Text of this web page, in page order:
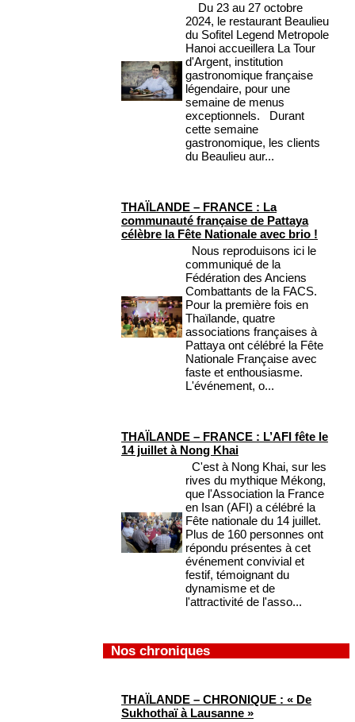
Du 23 au 27 octobre
2024, le restaurant Beaulieu
du Sofitel Legend Metropole
Hanoi accueillera La Tour
d'Argent, institution
gastronomique française
légendaire, pour une
semaine de menus
exceptionnels. Durant
cette semaine
gastronomique, les clients
du Beaulieu aur...
THAÏLANDE – FRANCE : La
communauté française de Pattaya
célèbre la Fête Nationale avec brio !
Nous reproduisons ici le
communiqué de la
Fédération des Anciens
Combattants de la FACS.
Pour la première fois en
Thaïlande, quatre
associations françaises à
Pattaya ont célébré la Fête
Nationale Française avec
faste et enthousiasme.
L'événement, o...
THAÏLANDE – FRANCE : L’AFI fête le
14 juillet à Nong Khai
C'est à Nong Khai, sur les
rives du mythique Mékong,
que l'Association la France
en Isan (AFI) a célébré la
Fête nationale du 14 juillet.
Plus de 160 personnes ont
répondu présentes à cet
événement convivial et
festif, témoignant du
dynamisme et de
l'attractivité de l'asso...
Nos chroniques
THAÏLANDE – CHRONIQUE : « De
Sukhothaï à Lausanne »